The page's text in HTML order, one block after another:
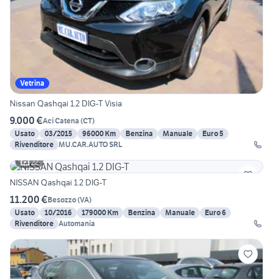
Vetrina
Nissan Qashqai 1.2 DIG-T Visia
9.000 €Aci Catena (CT)
Usato
03/2015 96000 Km Benzina Manuale
Euro 5
Rivenditore MU.CAR.AUTO SRL
22
NISSAN Qashqai 1.2 DIG-T
11.200 €Besozzo(VA)
Usato
10/2016 179000 Km Benzina Manuale
Euro 6
Rivenditore Automania